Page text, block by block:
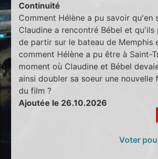
Continuité
Comment Hélène a pu savoir qu'en
Claudine a rencontré Bébel et qu'ils
de partir sur le bateau de Memphis
comment Hélène a pu être à Saint-
moment où Claudine et Bébel
ainsi doubler sa soeur une nouvelle
du film ?
Ajoutée le 26.10.2026
Voter